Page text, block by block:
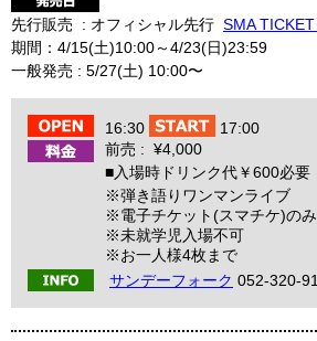
先行販売 : オフィシャル先行 SMA TICKET
期間：4/15(土)10:00～4/23(日)23:59
一般発売 : 5/27(土) 10:00〜
16:30
17:00
前売 : ¥4,000
■入場時ドリンク代￥600必要
※弾き語りワンマンライブ
※電子チケット(スマチケ)のみ
※未就学児入場不可
※お一人様4枚まで
サンデーフォーク 052-320-